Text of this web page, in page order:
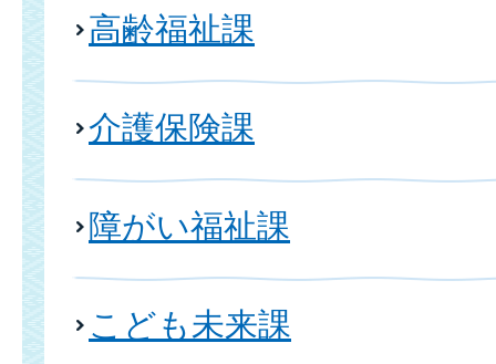
高齢福祉課
介護保険課
障がい福祉課
こども未来課